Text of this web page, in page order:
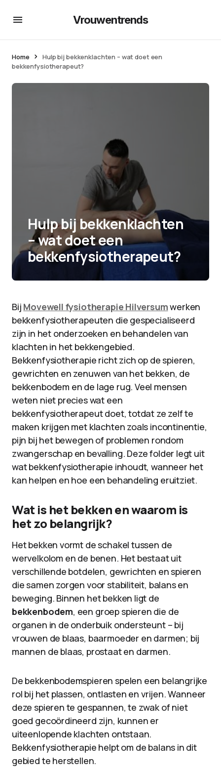
Vrouwentrends
Home
Hulp bij bekkenklachten – wat doet een
bekkenfysiotherapeut?
Hulp bij bekkenklachten
– wat doet een
bekkenfysiotherapeut?
Bij Movewell fysiotherapie Hilversumwerken
bekkenfysiotherapeuten die gespecialiseerd
zijn in het onderzoeken en behandelen van
klachten in het bekkengebied.
Bekkenfysiotherapie richt zich op de spieren,
gewrichten en zenuwen van het bekken, de
bekkenbodem en de lage rug. Veel mensen
weten niet precies wat een
bekkenfysiotherapeut doet, totdat ze zelf te
maken krijgen met klachten zoals incontinentie,
pijn bij het bewegen of problemen rondom
zwangerschap en bevalling. Deze folder legt uit
wat bekkenfysiotherapie inhoudt, wanneer het
kan helpen en hoe een behandeling eruitziet.
Wat is het bekken en waarom is
het zo belangrijk?
Het bekken vormt de schakel tussen de
wervelkolom en de benen. Het bestaat uit
verschillende botdelen, gewrichten en spieren
die samen zorgen voor stabiliteit, balans en
beweging. Binnen het bekken ligt de
bekkenbodem, een groep spieren die de
organen in de onderbuik ondersteunt – bij
vrouwen de blaas, baarmoeder en darmen; bij
mannen de blaas, prostaat en darmen.
De bekkenbodemspieren spelen een belangrijke
rol bij het plassen, ontlasten en vrijen. Wanneer
deze spieren te gespannen, te zwak of niet
goed gecoördineerd zijn, kunnen er
uiteenlopende klachten ontstaan.
Bekkenfysiotherapie helpt om de balans in dit
gebied te herstellen.